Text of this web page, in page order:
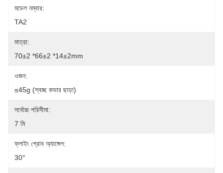
মডেল নম্বার:
TA2
মাত্রা:
70±2 *66±2 *14±2mm
ওজন:
≤45g (স্বচ্ছ কভার ছাড়া)
সর্বোচ্চ পরিসীমা:
7 মি
ফ্লাইং প্রোব অ্যাঙ্গেল:
30°